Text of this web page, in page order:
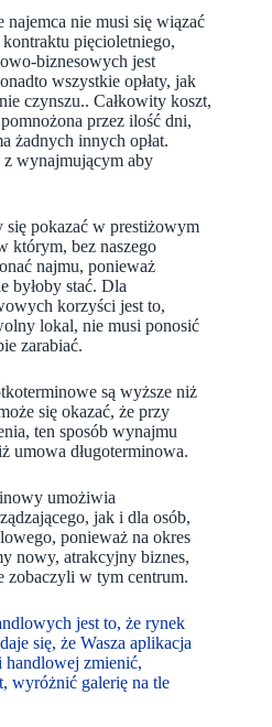
najemca nie musi się wiązać
pięcioletniego,
biznesowych jest
wszystkie opłaty, jak
czynszu.. Całkowity koszt,
przez ilość dni,
żadnych innych opłat.
z wynajmującym aby
się pokazać w prestiżowym
którym, bez naszego
najmu, ponieważ
byłoby stać. Dla
korzyści jest to,
lokal, nie musi ponosić
zarabiać.
są wyższe niż
się okazać, że przy
ten sposób wynajmu
umowa długoterminowa.
umożiwia
jak i dla osób,
ponieważ na okres
nowy, atrakcyjny biznes,
zobaczyli w tym centrum.
jest to, że rynek
się, że Wasza aplikacja
handlowej zmienić,
wyróżnić galerię na tle